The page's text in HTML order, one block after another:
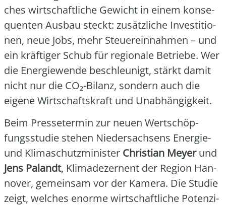
ches wirt­schaft­li­che Gewicht in einem kon­se­
quen­ten Aus­bau steckt: zusätz­li­che Inves­ti­tio­
nen, neue Jobs, mehr Steu­er­ein­nah­men – und
ein kräf­ti­ger Schub für regio­na­le Betrie­be. Wer
die Ener­gie­wen­de beschleu­nigt, stärkt damit
nicht nur die CO₂-Bilanz, son­dern auch die
eige­ne Wirt­schafts­kraft und Unab­hän­gig­keit.
Beim Pres­se­ter­min zur neu­en Wert­schöp­
fungs­stu­die ste­hen Nie­der­sach­sens Ener­gie-
und Kli­ma­schutz­mi­nis­ter Chris­ti­an Mey­erund
Jens Palandt, Kli­ma­de­zer­nent der Regi­on Han­
no­ver, gemein­sam vor der Kame­ra. Die Stu­die
zeigt, wel­ches enor­me wirt­schaft­li­che Poten­zi­